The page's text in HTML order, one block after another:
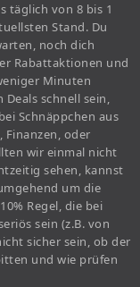
täglich von 8 bis 1
Stand. Du
noch dich
Rabattaktionen und
Minuten
schnell sein,
Schnäppchen aus
Finanzen, oder
wir einmal nicht
sehen, kannst
um die
Regel, die bei
sein (z.B. von
sicher sein, ob der
und wie prüfen